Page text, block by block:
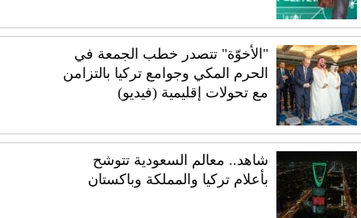
"الأخوّة" تتصدر خطب الجمعة في
الحرم المكي وجوامع تركيا بالتزامن
مع تحولات إقليمية (فيديو)
شاهد.. معالم السعودية تتوشح
بأعلام تركيا والمملكة وباكستان